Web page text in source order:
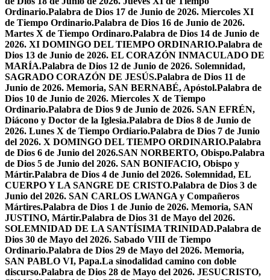
Ordinario.Palabra de Dios 17 de Junio de 2026. Miercoles XI
de Tiempo Ordinario.Palabra de Dios 16 de Junio de 2026.
Martes X de Tiempo Ordinaro.Palabra de Dios 14 de Junio de
2026. XI DOMINGO DEL TIEMPO ORDINARIO.Palabra de
Dios 13 de Junio de 2026. EL CORAZÓN INMACULADO DE
MARÍA.Palabra de Dios 12 de Junio de 2026. Solemnidad,
SAGRADO CORAZÓN DE JESÚS.Palabra de Dios 11 de
Junio de 2026. Memoria, SAN BERNABÉ, Apóstol.Palabra de
Dios 10 de Junio de 2026. Miercoles X de Tiempo
Ordinario.Palabra de Dios 9 de Junio de 2026. SAN EFRÉN,
Diácono y Doctor de la Iglesia.Palabra de Dios 8 de Junio de
2026. Lunes X de Tiempo Ordiario.Palabra de Dios 7 de Junio
del 2026. X DOMINGO DEL TIEMPO ORDINARIO.Palabra
de Dios 6 de Junio del 2026.SAN NORBERTO, Obispo.Palabra
de Dios 5 de Junio del 2026. SAN BONIFACIO, Obispo y
Mártir.Palabra de Dios 4 de Junio del 2026. Solemnidad, EL
CUERPO Y LA SANGRE DE CRISTO.Palabra de Dios 3 de
Junio del 2026. SAN CARLOS LWANGA y Compañeros
Mártires.Palabra de Dios 1 de Junio de 2026. Memoria, SAN
JUSTINO, Mártir.Palabra de Dios 31 de Mayo del 2026.
SOLEMNIDAD DE LA SANTÍSIMA TRINIDAD.Palabra de
Dios 30 de Mayo del 2026. Sabado VIII de Tiempo
Ordinario.Palabra de Dios 29 de Mayo del 2026. Memoria,
SAN PABLO VI, Papa.La sinodalidad camino con doble
discurso.Palabra de Dios 28 de Mayo del 2026. JESUCRISTO,